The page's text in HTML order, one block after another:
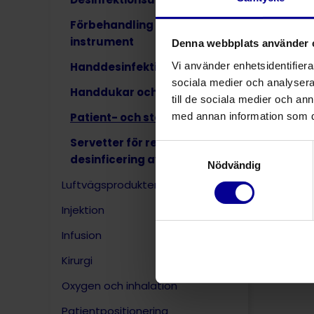
Denna webbplats använder
Vi använder
sociala medier och
till de sociala medier och
med annan information som
Samtyckesval
Nödvändig
Förbehandling av smutsiga
instrument
Handdesinfektion
Handdukar och badlakan
Patient- och stödkuddar
Servetter för rengöring och
desinficering av ytor
Luftvägsprodukter
Injektion
Infusion
Kirurgi
Oxygen och inhalation
Patientpositionering